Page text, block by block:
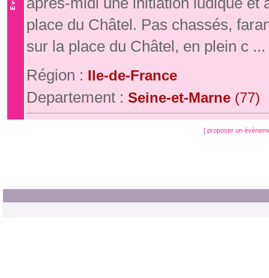
place du Châtel. Pas chassés,
sur la place du Châtel, en plein c ...
Région : Ile-de-France
Departement : Seine-et-Marne (77)
[ proposer un